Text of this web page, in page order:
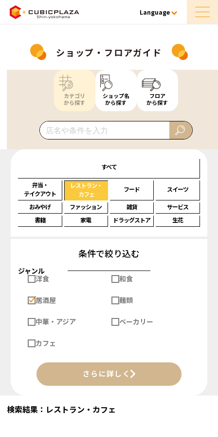
Language
ショップ・フロアガイド
カテゴリ
から探す
ショップ名
から探す
フロア
から探す
すべて
弁当・
テイクアウト
レストラン・
カフェ
フード スイーツ
おみやげ ファッション 雑貨
サービス
書籍
家電 ドラッグストア 生花
条件で絞り込む
ジャンル
洋食
和食
居酒屋 麺類
中華・アジア ベーカリー
カフェ
さらに詳しく
検索結果：レストラン・カフェ